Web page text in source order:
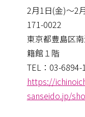
2月1日(金)〜2
171-0022
東京都豊島区
籍館１階
TEL：03-6894-
https://
sanseido.jp/